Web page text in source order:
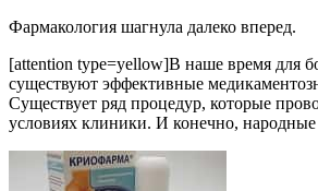
Фармакология шагнула далеко вперед.
[attention type=yellow]В наше время для
существуют эффективные
Существует ряд процедур, которые
условиях клиники. И конечно, народные